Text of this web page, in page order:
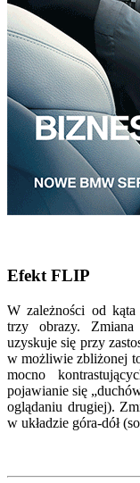
Efekt FLIP
W zależności od
trzy obrazy.
uzyskuje się przy
w możliwie zbliżonej
mocno
pojawianie się
oglądaniu drugiej).
w układzie góra-dół